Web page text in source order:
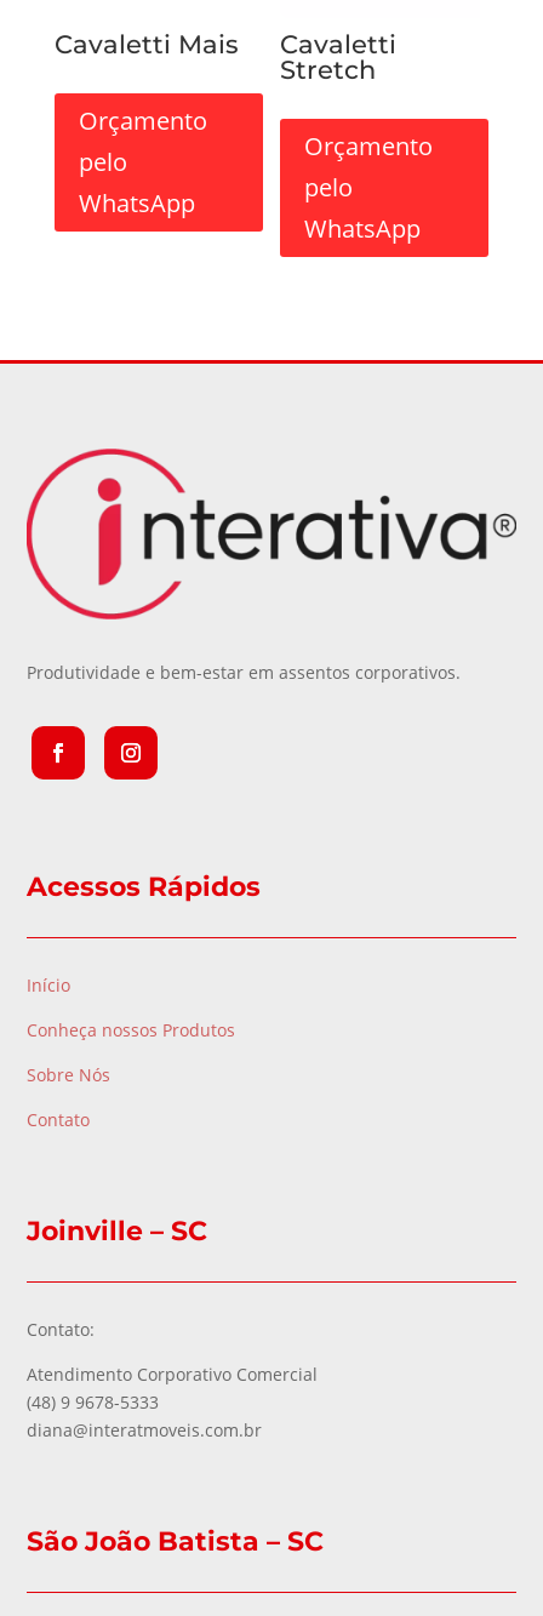
Cavaletti Mais
Orçamento
pelo
WhatsApp
Cavaletti
Stretch
Orçamento
pelo
WhatsApp
Produtividade e bem-estar em assentos corporativos.
Acessos Rápidos
Início
Conheça nossos Produtos
Sobre Nós
Contato
Joinville – SC
Contato:
Atendimento Corporativo Comercial
(48) 9 9678-5333
diana@interatmoveis.com.br
São João Batista – SC